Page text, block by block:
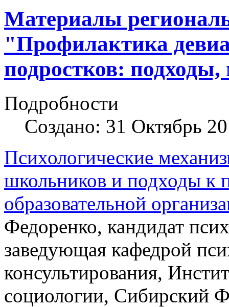
Материалы
"Профилактика
подростков:
Подробности
Создано: 31 Октябрь
Психологические
школьников и подходы к
образовательной
Федоренко, кандидат
заведующая кафедрой
консультирования,
социологии, Сибирский